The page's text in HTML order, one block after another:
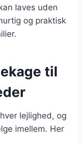
laves uden
og praktisk
til
lejlighed, og
imellem. Her